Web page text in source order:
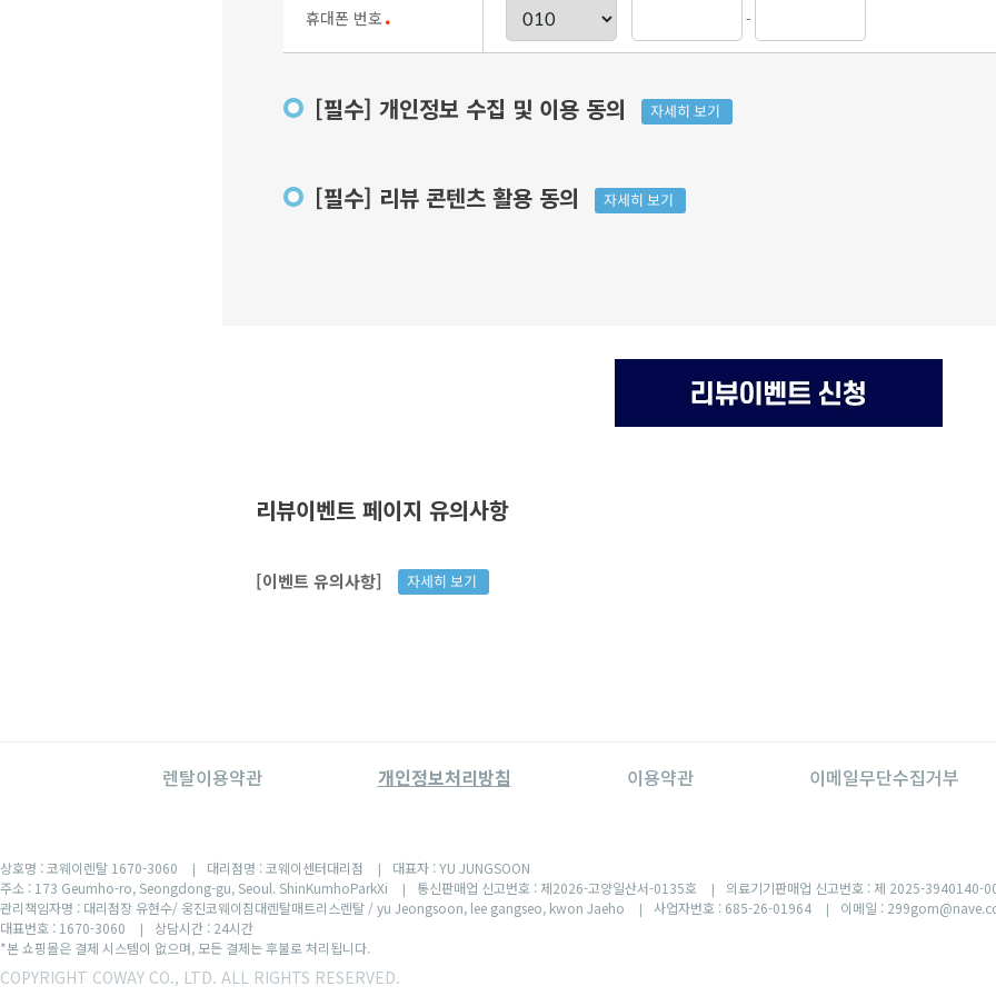
휴대폰 번호 ● -
[필수] 개인정보 수집 및 이용 동의 자세히 보기
[필수] 리뷰 콘텐츠 활용 동의 자세히 보기
리뷰이벤트 페이지 유의사항
[이벤트 유의사항] 자세히 보기
렌탈이용약관 개인정보처리방침 이용약관 이메일무단수집거부
상호명 : 코웨이렌탈 1670-3060 | 대리점명 : 코웨이센터대리점 |
대표자 : YU JUNGSOON
주소 : 173 Geumho-ro, Seongdong-gu, Seoul. ShinKumhoParkXi
| 통신판매업 신고번호 : 제2026-고양일산서-0135호 |
의료기기판매업 신고번호 : 제 2025-3940140-
관리책임자명 : 대리점장 유현수/ 웅진코웨이침대렌탈매트리스렌탈 / yu Jeongsoon, lee gangseo, kwon Jaeho
| 사업자번호 : 685-26-01964 |
이메일 :
대표번호 : 1670-3060
|
상담시간 : 24시간
*본 쇼핑몰은 결제 시스템이 없으며, 모든 결제는 후불로 처리됩니다.
COPYRIGHT COWAY CO., LTD. ALL RIGHTS RESERVED.